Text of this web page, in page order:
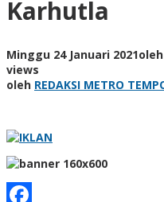
Karhutla
Minggu 24 Januari 2021oleh
views
oleh REDAKSI METRO